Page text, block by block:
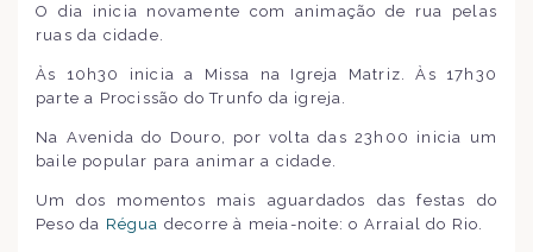
O dia inicia novamente com animação de rua pelas
ruas da cidade.
Às 10h30 inicia a Missa na Igreja Matriz. Às 17h30
parte a Procissão do Trunfo da igreja.
Na Avenida do Douro, por volta das 23h00 inicia um
baile popular para animar a cidade.
Um dos momentos mais aguardados das festas do
Peso da Régua decorre à meia-noite: o Arraial do Rio.